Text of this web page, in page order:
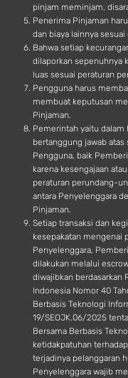
pinjam meminjam,
Penerima Pinjaman
dan biaya lainnya
Bahwa setiap
dilaporkan sepenuhnya
luas sesuai peraturan
Pengguna harus
membuat keputusan
Pinjaman.
Pemerintah yaitu dalam
bertanggung jawab
Pengguna, baik
karena kesengajaan
peraturan perundang-
antara Penyelenggara
Pinjaman.
Setiap transaksi dan
kesepakatan mengenai
Penyelenggara,
dilakukan melalui
diwajibkan berdasarkan
Indonesia Nomor 40
Berbasis Teknologi
19/SEOJK.06/2025
Bersama Berbasis
ketidakpatuhan
terjadinya pelanggaran
Penyelenggara wajib